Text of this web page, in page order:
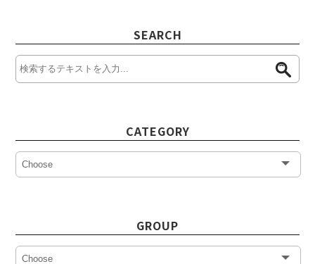
SEARCH
CATEGORY
GROUP